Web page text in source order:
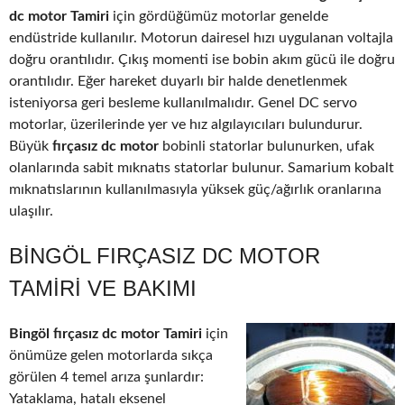
dc motor Tamiri için gördüğümüz motorlar genelde
endüstride kullanılır. Motorun dairesel hızı uygulanan voltajla
doğru orantılıdır. Çıkış momenti ise bobin akım gücü ile doğru
orantılıdır. Eğer hareket duyarlı bir halde denetlenmek
isteniyorsa geri besleme kullanılmalıdır. Genel DC servo
motorlar, üzerilerinde yer ve hız algılayıcıları bulundurur.
Büyük fırçasız dc motor bobinli statorlar bulunurken, ufak
olanlarında sabit mıknatıs statorlar bulunur. Samarium kobalt
mıknatıslarının kullanılmasıyla yüksek güç/ağırlık oranlarına
ulaşılır.
BINGÖL FIRÇASIZ DC MOTOR
TAMIRI VE BAKIMI
Bingöl fırçasız dc motor Tamiri için
önümüze gelen motorlarda sıkça
görülen 4 temel arıza şunlardır:
Yataklama, hatalı eksenel